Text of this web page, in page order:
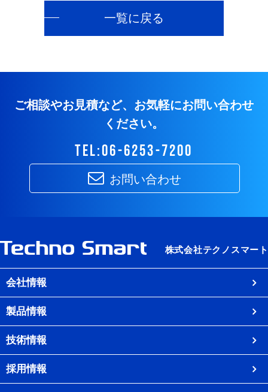
一覧に戻る
ご相談やお見積など、お気軽にお問い合わせ
ください。
tel:06-6253-7200
お問い合わせ
会社情報
製品情報
技術情報
採用情報